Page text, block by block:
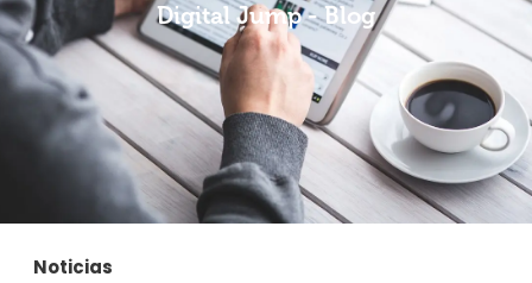
Digital Jump - Blog
Noticias